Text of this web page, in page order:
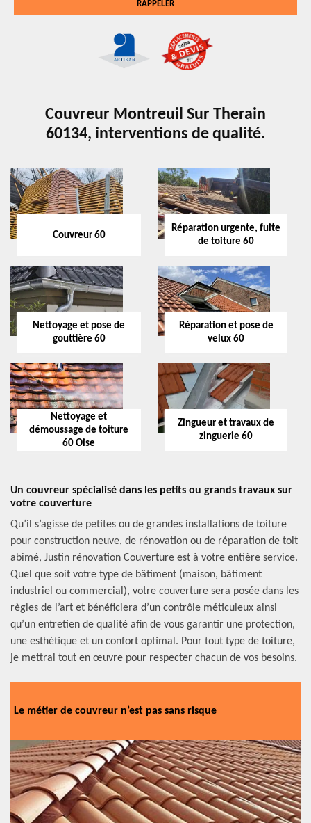
Couvreur Montreuil Sur Therain
60134, interventions de qualité.
Couvreur 60
Réparation urgente, fuite
de toiture 60
Nettoyage et pose de
gouttière 60
Réparation et pose de
velux 60
Nettoyage et
démoussage de toiture
60 Oise
Zingueur et travaux de
zinguerie 60
Un couvreur spécialisé dans les petits ou grands travaux sur
votre couverture
Qu’il s’agisse de petites ou de grandes installations de toiture
pour construction neuve, de rénovation ou de réparation de toit
abimé, Justin rénovation Couverture est à votre entière service.
Quel que soit votre type de bâtiment (maison, bâtiment
industriel ou commercial), votre couverture sera posée dans les
règles de l’art et bénéficiera d’un contrôle méticuleux ainsi
qu’un entretien de qualité afin de vous garantir une protection,
une esthétique et un confort optimal. Pour tout type de toiture,
je mettrai tout en œuvre pour respecter chacun de vos besoins.
Le métier de couvreur n’est pas sans risque